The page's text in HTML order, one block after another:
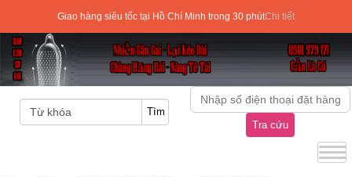
Giao hàng siêu tốc tại Hồ Chí Minh trong 30 phútChi tiết
Tra cứu